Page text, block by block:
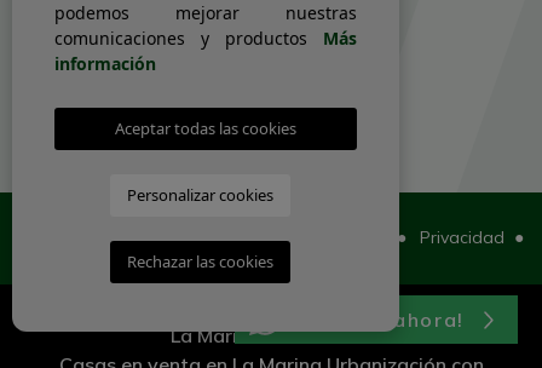
A.E.G.A.I No:1797
© 2026 Watsons Real Estate ● ● Privacidad ●
Mapa Web
La Marina inmobiliaria
¡Chatea ahora!
podemos mejorar nuestras
comunicaciones y productos Más
información
Aceptar todas las cookies
Personalizar cookies
Rechazar las cookies